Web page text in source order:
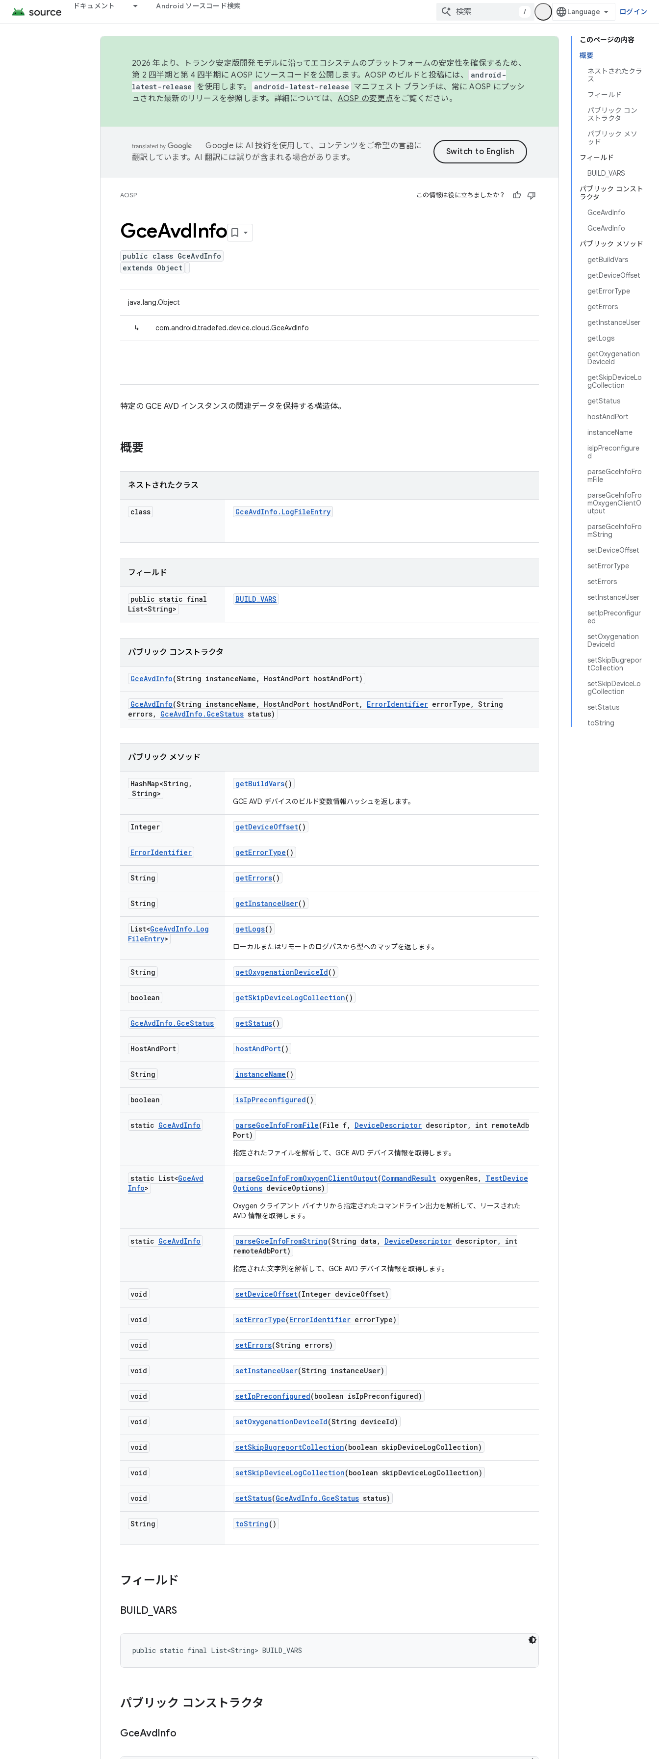
ドキュメント Android ソースコード検索
/ ログイン
このページの内容
概要
ネストされたクラ
ス
フィールド
パブリック コン
ストラクタ
パブリック メソ
ッド
フィールド
BUILD_VARS
パブリック コンスト
ラクタ
GceAvdInfo
GceAvdInfo
パブリック メソッド
getBuildVars
getDeviceOffset
getErrorType
getErrors
getInstanceUser
getLogs
getOxygenation
DeviceId
getSkipDeviceLo
gCollection
getStatus
hostAndPort
instanceName
isIpPreconfigure
d
parseGceInfoFro
mFile
parseGceInfoFro
mOxygenClientO
utput
parseGceInfoFro
mString
setDeviceOffset
setErrorType
setErrors
setInstanceUser
setIpPreconfigur
ed
setOxygenation
DeviceId
setSkipBugrepor
tCollection
setSkipDeviceLo
gCollection
setStatus
toString
2026 年より、トランク安定版開発モデルに沿ってエコシステムのプラットフォームの安定性を確保するため、
第 2 四半期と第 4 四半期に AOSP にソースコードを公開します。AOSP のビルドと投稿には、
android-
latest-release
を使用します。 android-latest-release マニフェスト ブランチは、常に AOSP にプッシ
ュされた最新のリリースを参照します。詳細については、 AOSP の変更点をご覧ください。
Google は AI 技術を使用して、コンテンツをご希望の言語に
翻訳しています。AI 翻訳には誤りが含まれる場合があります。
AOSP この情報は役に立ちましたか？
GceAvdInfo
public class GceAvdInfo
extends Object
java.lang.Object
↳ com.android.tradefed.device.cloud.GceAvdInfo
特定の GCE AVD インスタンスの関連データを保持する構造体。
概要
ネストされたクラス
class GceAvdInfo . LogFileEntry
フィールド
public static final
List<String>
BUILD_VARS
パブリック コンストラクタ
GceAvdInfo(String instanceName , HostAndPort hostAndPort)
GceAvdInfo(String instanceName , HostAndPort hostAndPort, ErrorIdentifier errorType , String
errors, GceAvdInfo . GceStatus status)
パブリック メソッド
HashMap<String ,
String>
getBuildVars()
GCE AVD デバイスのビルド変数情報ハッシュを返します。
Integer getDeviceOffset()
ErrorIdentifier getErrorType()
String getErrors()
String getInstanceUser()
List<GceAvdInfo . Log
FileEntry>
getLogs()
ローカルまたはリモートのログパスから型へのマップを返します。
String getOxygenationDeviceId()
boolean getSkipDeviceLogCollection()
GceAvdInfo . GceStatus getStatus()
HostAndPort hostAndPort()
String instanceName()
boolean isIpPreconfigured()
static GceAvdInfo parseGceInfoFromFile(File f, DeviceDescriptor descriptor, int remoteAdb
Port)
指定されたファイルを解析して、GCE AVD デバイス情報を取得します。
static List<GceAvd
Info>
parseGceInfoFromOxygenClientOutput(CommandResult oxygenRes, TestDevice
Options deviceOptions)
Oxygen クライアント バイナリから指定されたコマンドライン出力を解析して、リースされた
AVD 情報を取得します。
static GceAvdInfo parseGceInfoFromString(String data , DeviceDescriptor descriptor,
int
remoteAdbPort)
指定された文字列を解析して、GCE AVD デバイス情報を取得します。
void setDeviceOffset(Integer deviceOffset)
void setErrorType(ErrorIdentifier errorType)
void setErrors(String errors)
void setInstanceUser(String instanceUser)
void setIpPreconfigured(boolean isIpPreconfigured)
void setOxygenationDeviceId(String deviceId)
void setSkipBugreportCollection(boolean skipDeviceLogCollection)
void setSkipDeviceLogCollection(boolean skipDeviceLogCollection)
void setStatus(GceAvdInfo . GceStatus status)
String toString()
フィールド
BUILD VARS
public static final List<String> BUILD_VARS
パブリック コンストラクタ
GceAvdInfo